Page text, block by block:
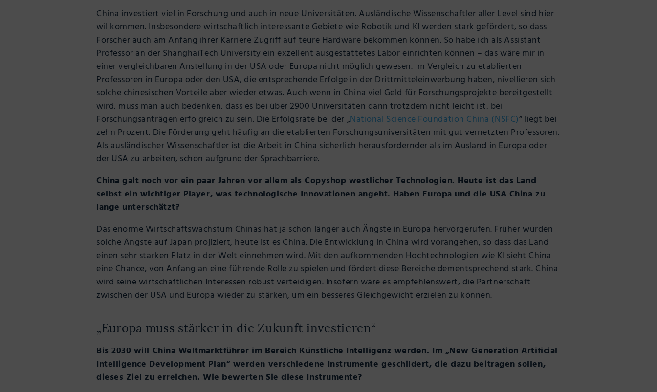
China investiert viel in Forschung und auch in neue Universitäten. Ausländische Wissenschaftler aller Level sind hier
willkommen. Insbesondere wirtschaftlich interessante Gebiete wie Robotik und KI werden stark gefördert, so dass
Forscher auch am Anfang ihrer Karriere Zugriff auf teure Hardware bekommen können. So habe ich als Assistant
Professor an der ShanghaiTech University ein exzellent ausgestattetes Labor einrichten können – das wäre mir in
einer vergleichbaren Anstellung in der USA oder Europa nicht möglich gewesen. Im Vergleich zu etablierten
Professoren in Europa oder den USA, die entsprechende Erfolge in der Drittmitteleinwerbung haben, nivellieren sich
solche chinesischen Vorteile aber wieder etwas. Auch wenn in China viel Geld für Forschungsprojekte bereitgestellt
wird, muss man auch bedenken, dass es bei über 2900 Universitäten dann trotzdem nicht leicht ist, bei
Forschungsanträgen erfolgreich zu sein. Die Erfolgsrate bei der „National Science Foundation China (NSFC)“ liegt bei
zehn Prozent. Die Förderung geht häufig an die etablierten Forschungsuniversitäten mit gut vernetzten Professoren.
Als ausländischer Wissenschaftler ist die Arbeit in China sicherlich herausfordernder als im Ausland in Europa oder
der USA zu arbeiten, schon aufgrund der Sprachbarriere.
China galt noch vor ein paar Jahren vor allem als Copyshop westlicher Technologien. Heute ist das Land
selbst ein wichtiger Player, was technologische Innovationen angeht. Haben Europa und die USA China zu
lange unterschätzt?
Das enorme Wirtschaftswachstum Chinas hat ja schon länger auch Ängste in Europa hervorgerufen. Früher wurden
solche Ängste auf Japan projiziert, heute ist es China. Die Entwicklung in China wird vorangehen, so dass das Land
einen sehr starken Platz in der Welt einnehmen wird. Mit den aufkommenden Hochtechnologien wie KI sieht China
eine Chance, von Anfang an eine führende Rolle zu spielen und fördert diese Bereiche dementsprechend stark. China
wird seine wirtschaftlichen Interessen robust verteidigen. Insofern wäre es empfehlenswert, die Partnerschaft
zwischen der USA und Europa wieder zu stärken, um ein besseres Gleichgewicht erzielen zu können.
„Europa muss stärker in die Zukunft investieren“
Bis 2030 will China Weltmarktführer im Bereich Künstliche Intelligenz werden. Im „New Generation Artificial
Intelligence Development Plan” werden verschiedene Instrumente geschildert, die dazu beitragen sollen,
dieses Ziel zu erreichen. Wie bewerten Sie diese Instrumente?